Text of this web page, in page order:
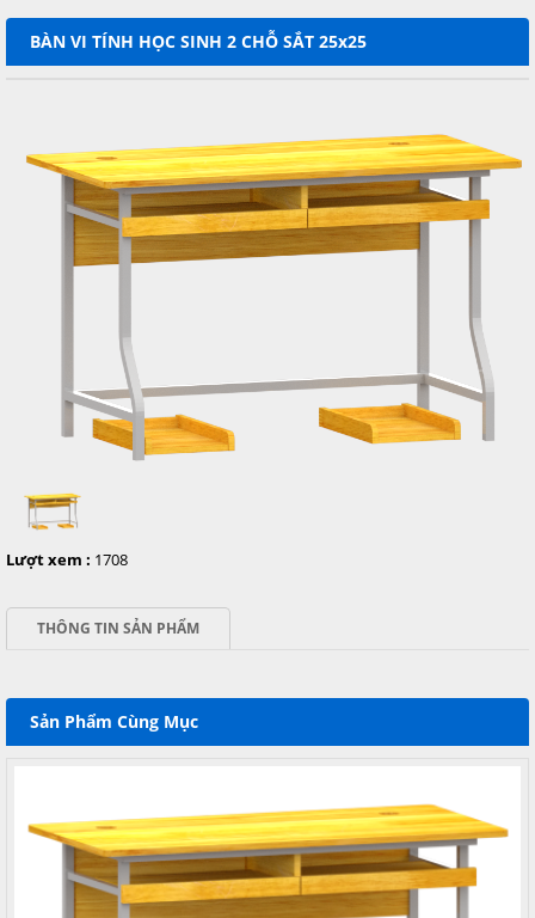
BÀN VI TÍNH HỌC SINH 2 CHỖ SẮT 25x25
Lượt xem : 1708
THÔNG TIN SẢN PHẨM
Sản Phẩm Cùng Mục